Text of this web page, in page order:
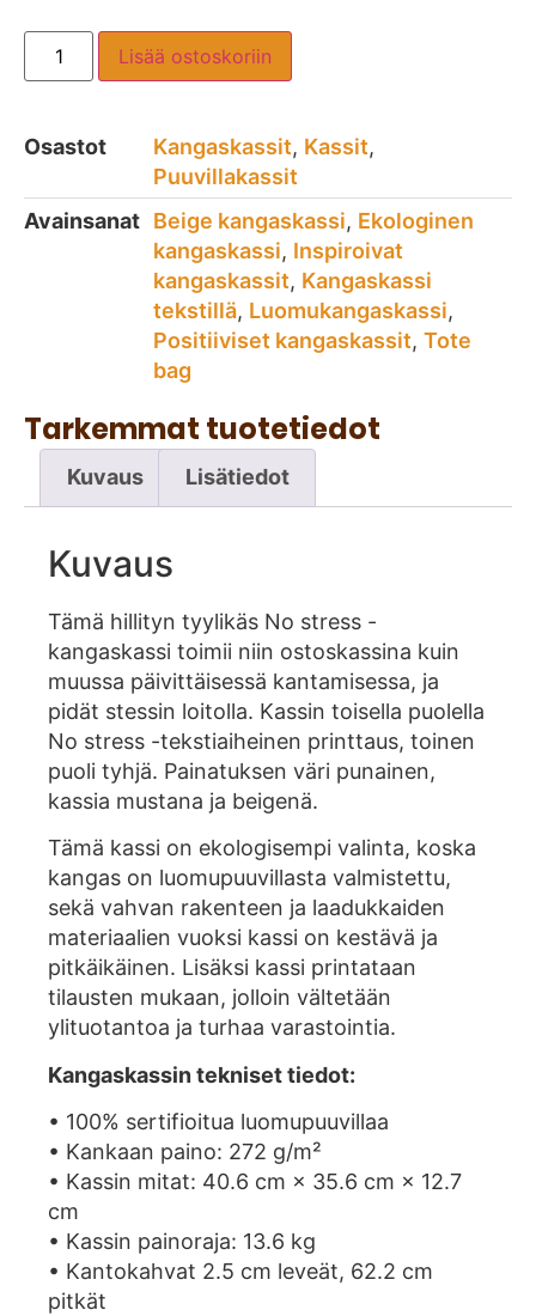
Lisää ostoskoriin
Osastot Kangaskassit, Kassit,
Puuvillakassit
Avainsanat Beige kangaskassi, Ekologinen
kangaskassi, Inspiroivat
kangaskassit, Kangaskassi
tekstillä, Luomukangaskassi,
Positiiviset kangaskassit, Tote
bag
Tarkemmat tuotetiedot
Kuvaus Lisätiedot
Kuvaus
Tämä hillityn tyylikäs No stress -
kangaskassi toimii niin ostoskassina kuin
muussa päivittäisessä kantamisessa, ja
pidät stessin loitolla. Kassin toisella puolella
No stress -tekstiaiheinen printtaus, toinen
puoli tyhjä. Painatuksen väri punainen,
kassia mustana ja beigenä.
Tämä kassi on ekologisempi valinta, koska
kangas on luomupuuvillasta valmistettu,
sekä vahvan rakenteen ja laadukkaiden
materiaalien vuoksi kassi on kestävä ja
pitkäikäinen. Lisäksi kassi printataan
tilausten mukaan, jolloin vältetään
ylituotantoa ja turhaa varastointia.
Kangaskassin tekniset tiedot:
• 100% sertifioitua luomupuuvillaa
• Kankaan paino: 272 g/m²
• Kassin mitat: 40.6 cm × 35.6 cm × 12.7
cm
• Kassin painoraja: 13.6 kg
• Kantokahvat 2.5 cm leveät, 62.2 cm
pitkät